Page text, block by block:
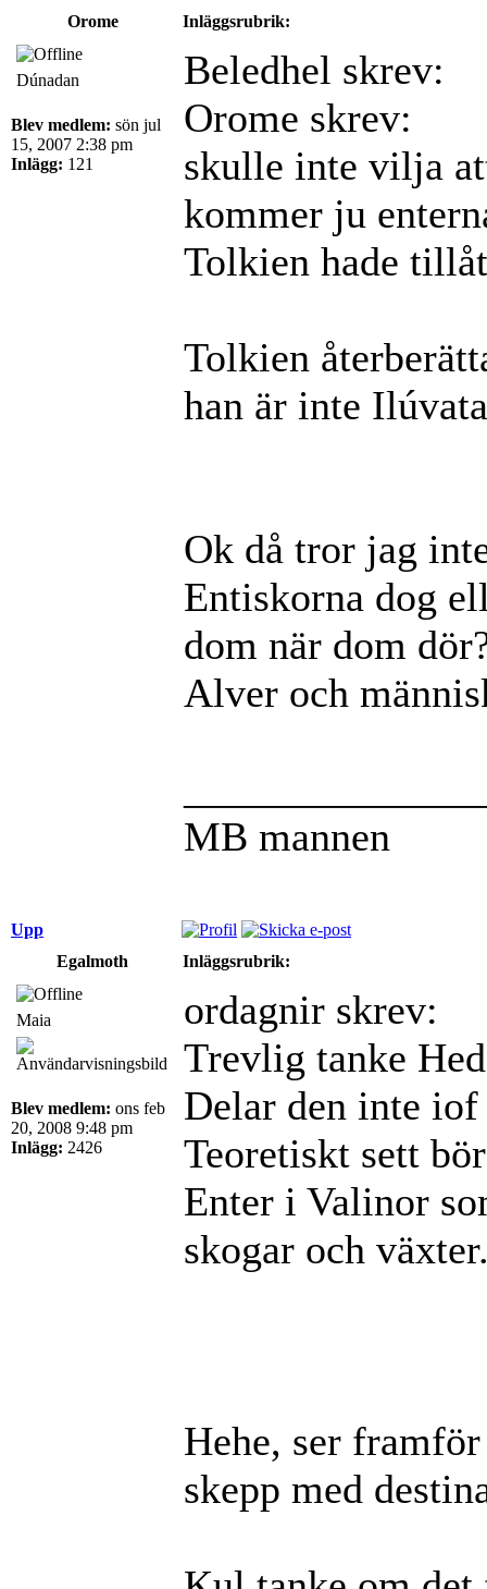
Orome
Inläggsrubrik:
Dúnadan
Blev medlem: sön jul
15, 2007 2:38 pm
Inlägg: 121
Beledhel skrev:
Orome skrev:
skulle inte vilja
kommer ju
Tolkien hade
Tolkien
han är inte
Ok då tror jag
Entiskorna dog
dom när dom
Alver och
MB mannen
Upp
Egalmoth
Inläggsrubrik:
Maia
Blev medlem: ons feb
20, 2008 9:48 pm
Inlägg: 2426
ordagnir skrev:
Trevlig tanke
Delar den inte
Teoretiskt sett
Enter i Valinor
skogar och
Hehe, ser
skepp med